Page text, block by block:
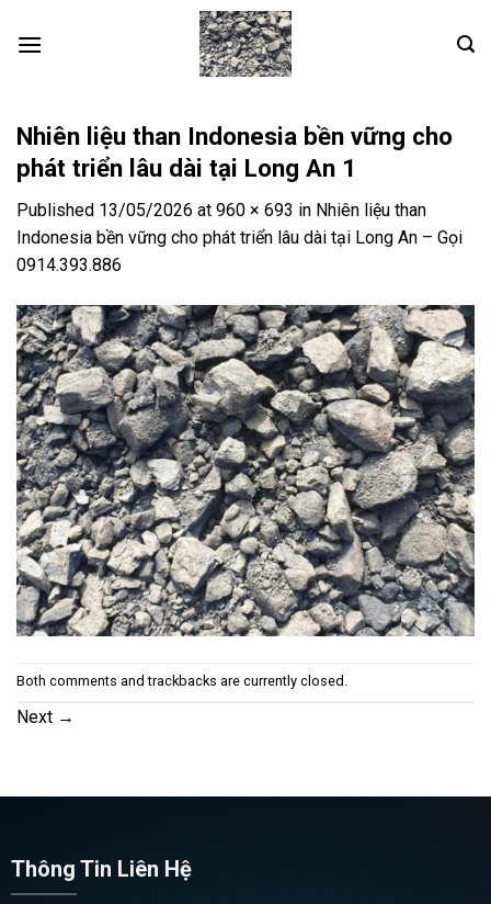
Nhiên liệu than Indonesia bền vững cho
phát triển lâu dài tại Long An 1
Published 13/05/2026 at 960 × 693 in Nhiên liệu than
Indonesia bền vững cho phát triển lâu dài tại Long An – Gọi
0914.393.886
Both comments and trackbacks are currently closed.
Next →
Thông Tin Liên Hệ